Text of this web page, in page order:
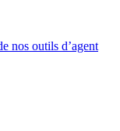
nos outils d’agent